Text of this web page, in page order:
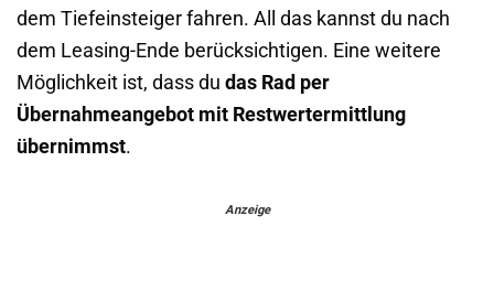
dem Tiefeinsteiger fahren. All das kannst du nach
dem Leasing-Ende berücksichtigen. Eine weitere
Möglichkeit ist, dass du das Rad per
Übernahmeangebot mit Restwertermittlung
übernimmst.
Anzeige